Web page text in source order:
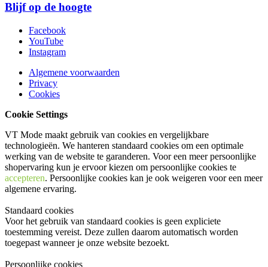
Blijf op de hoogte
Facebook
YouTube
Instagram
Algemene voorwaarden
Privacy
Cookies
Cookie Settings
VT Mode maakt gebruik van cookies en vergelijkbare
technologieën. We hanteren standaard cookies om een optimale
werking van de website te garanderen. Voor een meer persoonlijke
shopervaring kun je ervoor kiezen om persoonlijke cookies te
accepteren. Persoonlijke cookies kan je ook weigeren voor een meer
algemene ervaring.
Standaard cookies
Voor het gebruik van standaard cookies is geen expliciete
toestemming vereist. Deze zullen daarom automatisch worden
toegepast wanneer je onze website bezoekt.
Persoonlijke cookies